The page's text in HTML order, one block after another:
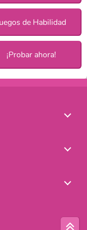
de Habilidad
¡Probar ahora!